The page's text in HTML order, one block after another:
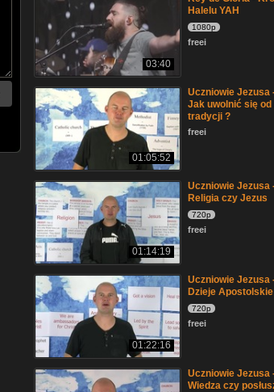
03:40
Halelu YAH
1080p
freei
01:05:52
Uczniowie Jezusa
Jak uwolnić się od
tradycji ?
freei
01:14:19
Uczniowie Jezusa
Religia czy Jezus
720p
freei
01:22:16
Uczniowie Jezusa
Dzieje Apostolskie
720p
freei
Uczniowie Jezusa
Wiedza czy